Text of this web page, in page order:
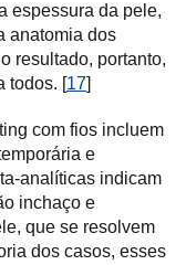
espessura da pele,
anatomia dos
resultado, portanto,
todos. [17]
com fios incluem
e
analíticas indicam
inchaço e
que se resolvem
dos casos, esses